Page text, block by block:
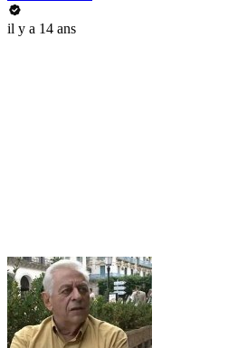
il y a 14 ans